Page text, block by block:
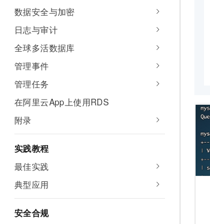
数据安全与加密
日志与审计
全球多活数据库
管理事件
管理任务
在阿里云App上使用RDS
附录
实践教程
最佳实践
典型应用
安全合规